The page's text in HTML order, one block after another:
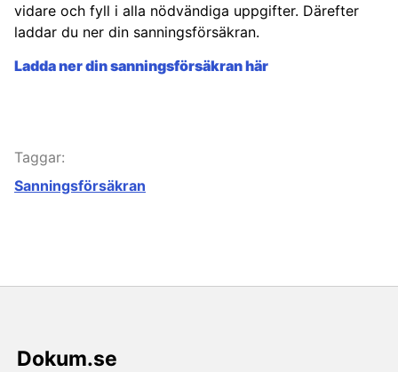
vidare och fyll i alla nödvändiga uppgifter. Därefter
laddar du ner din sanningsförsäkran.
Ladda ner din sanningsförsäkran här
Taggar:
Sanningsförsäkran
Dokum.se